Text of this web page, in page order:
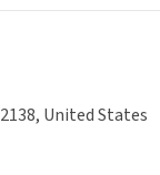
United States